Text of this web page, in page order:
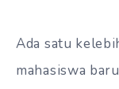
Ada satu
mahasiswa